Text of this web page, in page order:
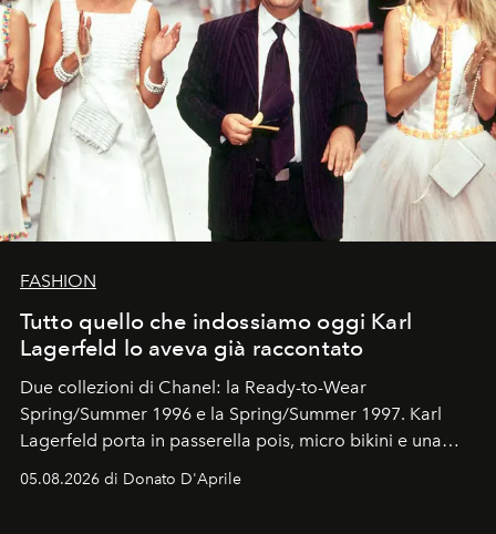
FASHION
Tutto quello che indossiamo oggi Karl
Lagerfeld lo aveva già raccontato
Due collezioni di Chanel: la Ready-to-Wear
Spring/Summer 1996 e la Spring/Summer 1997. Karl
Lagerfeld porta in passerella pois, micro bikini e una
Kate, Claudia e Carla una dietro l'altra. Trent'anni dopo,
05.08.2026 di Donato D'Aprile